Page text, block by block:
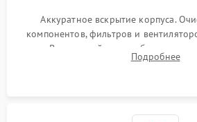
Аккуратное вскрытие корпуса.
компонентов, фильтров и
пыли. Визуальный осмотр блока
материнской платы на наличие
Подробнее